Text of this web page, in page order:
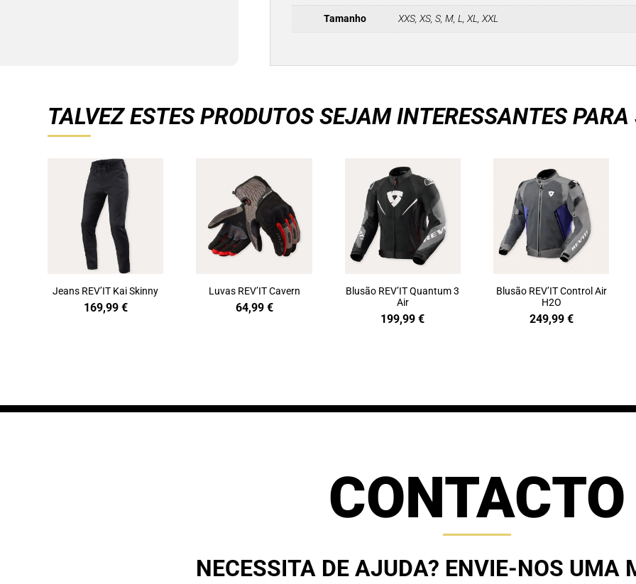
Tamanho XXS, XS, S, M, L, XL, XXL
TALVEZ ESTES PRODUTOS SEJAM INTERESSANTES PARA
Jeans REV’IT Kai Skinny
169,99 €
Luvas REV’IT Cavern
64,99 €
Blusão REV’IT Quantum 3
Air
199,99€
Blusão REV’IT Control Air
H2O
249,99 €
CONTACTO
NECESSITA DE AJUDA? ENVIE-NOS UMA